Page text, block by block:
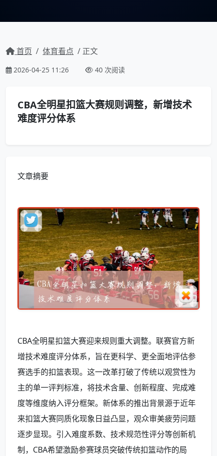
首页 / 体育看点 / 正文
2026-04-25 11:26 40 次阅读
CBA全明星扣篮大赛规则调整，新增技术
难度评分体系
文章摘要
CBA全明星扣篮大赛迎来规则重大调整。联赛官方新
增技术难度评分体系，旨在更科学、更全面地评估参
赛选手的扣篮表现。这一改革打破了传统以观赏性为
主的单一评判标准，将技术含量、创新程度、完成难
度等维度纳入评分框架。新体系的推出背景源于近年
来扣篮大赛同质化现象日益凸显，观众审美疲劳问题
逐步显现。引入难度系数、技术规范性评分等创新机
制，CBA希望激励参赛球员突破传统扣篮动作的局